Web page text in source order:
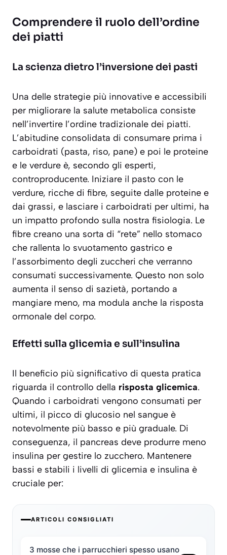
Comprendere il ruolo dell’ordine
dei piatti
La scienza dietro l’inversione dei pasti
Una delle strategie più innovative e accessibili
per migliorare la salute metabolica consiste
nell’invertire l’ordine tradizionale dei piatti.
L’abitudine consolidata di consumare prima i
carboidrati (pasta, riso, pane) e poi le proteine
e le verdure è, secondo gli esperti,
controproducente. Iniziare il pasto con le
verdure, ricche di fibre, seguite dalle proteine e
dai grassi, e lasciare i carboidrati per ultimi, ha
un impatto profondo sulla nostra fisiologia. Le
fibre creano una sorta di “rete” nello stomaco
che rallenta lo svuotamento gastrico e
l’assorbimento degli zuccheri che verranno
consumati successivamente. Questo non solo
aumenta il senso di sazietà, portando a
mangiare meno, ma modula anche la risposta
ormonale del corpo.
Effetti sulla glicemia e sull’insulina
Il beneficio più significativo di questa pratica
riguarda il controllo della risposta glicemica.
Quando i carboidrati vengono consumati per
ultimi, il picco di glucosio nel sangue è
notevolmente più basso e più graduale. Di
conseguenza, il pancreas deve produrre meno
insulina per gestire lo zucchero. Mantenere
bassi e stabili i livelli di glicemia e insulina è
cruciale per:
ARTICOLI CONSIGLIATI
3 mosse che i parrucchieri spesso usano